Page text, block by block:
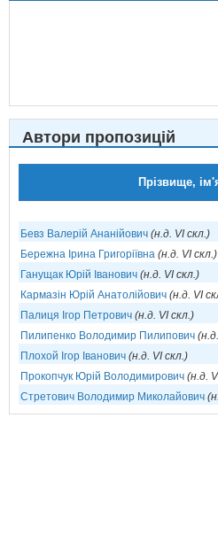
Автори пропозицій
Прізвище,
Бевз Валерій Ананійович (н.д. VI скл.)
Бережна Ірина Григоріївна (н.д. VI скл.)
Ганущак Юрій Іванович (н.д. VI скл.)
Кармазін Юрій Анатолійович (н.д. VI
Палиця Ігор Петрович (н.д. VI скл.)
Пилипенко Володимир Пилипович
Плохой Ігор Іванович (н.д. VI скл.)
Прокопчук Юрій Володимирович (н.д.
Стретович Володимир Миколайович